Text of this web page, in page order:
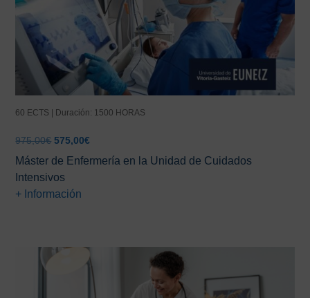
60 ECTS | Duración: 1500 HORAS
975,00€ El
precio
original
era:
975,00€.
575,00€El
precio
actual
Máster de Enfermería en la Unidad de Cuidados
Intensivos
+ Información